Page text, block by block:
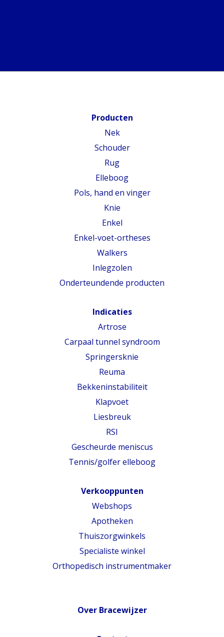
Producten
Nek
Schouder
Rug
Elleboog
Pols, hand en vinger
Knie
Enkel
Enkel-voet-ortheses
Walkers
Inlegzolen
Onderteundende producten
Indicaties
Artrose
Carpaal tunnel syndroom
Springersknie
Reuma
Bekkeninstabiliteit
Klapvoet
Liesbreuk
RSI
Gescheurde meniscus
Tennis/golfer elleboog
Verkooppunten
Webshops
Apotheken
Thuiszorgwinkels
Specialiste winkel
Orthopedisch instrumentmaker
Over Bracewijzer